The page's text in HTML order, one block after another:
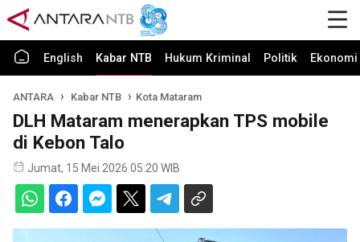
English Kabar NTB Hukum Kriminal Politik
ANTARA Kabar NTB Kota Mataram
DLH Mataram menerapkan TPS mobile
di Kebon Talo
Jumat, 15 Mei 2026 05:20 WIB